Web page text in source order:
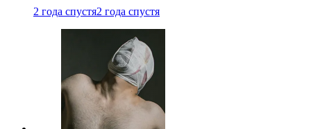
2 года спустя2 года спустя